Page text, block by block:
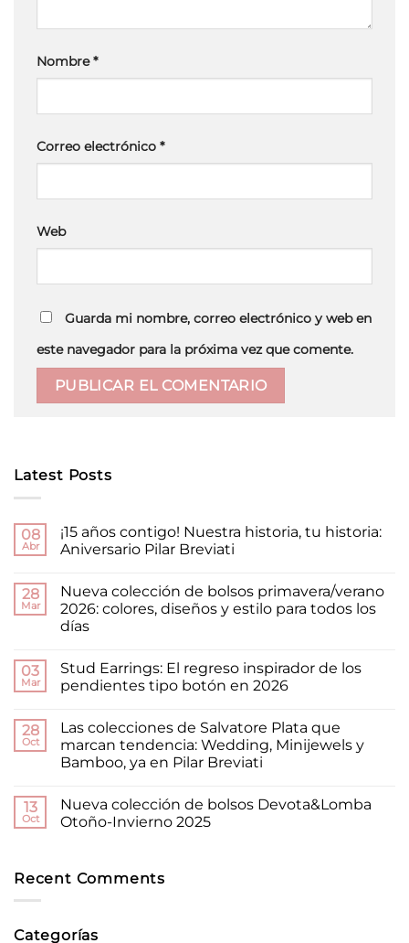
Nombre*
Correo electrónico *
Web
Guarda mi nombre, correo electrónico y web en
este navegador para la próxima vez que comente.
Latest Posts
08
Abr
¡15 años contigo! Nuestra historia, tu historia:
Aniversario Pilar Breviati
comentarios
en
¡15
años
historia,
tu
historia:
Aniversario
Breviati
28
Mar
Nueva colección de bolsos primavera/verano
2026: colores, diseños y estilo para todos los
días
comentarios
Nueva
bolsos
primavera/verano
2026:
colores,
estilo
para
todos
03
Mar
Stud Earrings: El regreso inspirador de los
pendientes tipo botón en 2026
comentarios
Stud
Earrings:
inspirador
de
los
2026
28
Oct
Las colecciones de Salvatore Plata que
marcan tendencia: Wedding, Minijewels y
Bamboo, ya en Pilar Breviati
comentarios
en
Las
Plata
que
Minijewels
13
Oct
Nueva colección de bolsos Devota&Lomba
Otoño-Invierno 2025
en
Nueva
Devota&Lomba
Recent Comments
Categorías